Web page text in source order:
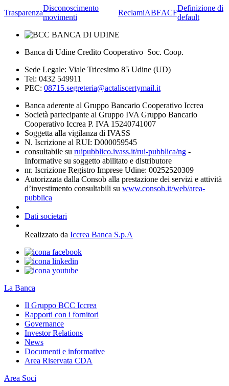
Trasparenza
Disconoscimento
movimenti
ReclamiABFACF
Definizione di
default
Banca di Udine Credito Cooperativo Soc. Coop.
Sede Legale: Viale Tricesimo 85 Udine (UD)
Tel: 0432 549911
PEC: 08715.segreteria@actaliscertymail.it
Banca aderente al Gruppo Bancario Cooperativo Iccrea
Società partecipante al Gruppo IVA Gruppo Bancario
Cooperativo Iccrea P. IVA 15240741007
Soggetta alla vigilanza di IVASS
N. Iscrizione al RUI: D000059545
consultabile su ruipubblico.ivass.it/rui-pubblica/ng -
Informative su soggetto abilitato e distributore
nr. Iscrizione Registro Imprese Udine: 00252520309
Autorizzata dalla Consob alla prestazione dei servizi e attività
d’investimento consultabili su www.consob.it/web/area-
pubblica
Dati societari
Realizzato da Iccrea Banca S.p.A
La Banca
Il Gruppo BCC Iccrea
Rapporti con i fornitori
Governance
Investor Relations
News
Documenti e informative
Area Riservata CDA
Area Soci